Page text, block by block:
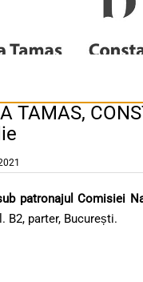
TAMAS,
patronajul Comisiei
B2, parter, București.